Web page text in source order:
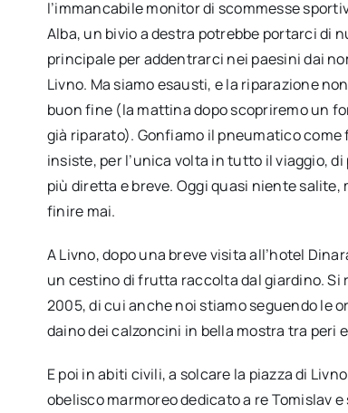
l’immancabile monitor di scommesse
Alba, un bivio a destra potrebbe portarci di
principale per addentrarci nei paesini dai
Livno. Ma siamo esausti, e la riparazione
buon fine (la mattina dopo scopriremo un
già riparato). Gonfiamo il pneumatico come
insiste, per l’unica volta in tutto il viaggio,
più diretta e breve. Oggi quasi niente salite,
finire mai.
A Livno, dopo una breve visita all’hotel
un cestino di frutta raccolta dal giardino.
2005, di cui anche noi stiamo seguendo le
daino dei calzoncini in bella mostra tra peri
E poi in abiti civili, a solcare la piazza di
obelisco marmoreo dedicato a re Tomislav